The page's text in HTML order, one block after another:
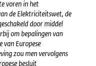
voren in het
de Elektriciteitswet, de
door middel
om bepalingen van
Europese
zou men vervolgens
besluit